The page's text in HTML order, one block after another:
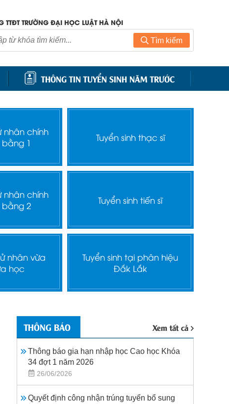
TTĐT TRƯỜNG ĐẠI HỌC LUẬT HÀ NỘI
Tìm kiếm
THÔNG TIN TUYỂN SINH NĂM TRƯỚC
nhân chính
1
Tuyển sinh thạc sĩ
nhân chính
2
Tuyển sinh tiến sĩ
nhân vừa
học
Tuyển sinh tại phân hiệu
Đắk Lắk
THÔNG BÁO Xem tất cả
Thông báo gia hạn nhập học Cao học Khóa
34 đợt 1 năm 2026
26/06/2026
Quyết định công nhận trúng tuyển bổ sung